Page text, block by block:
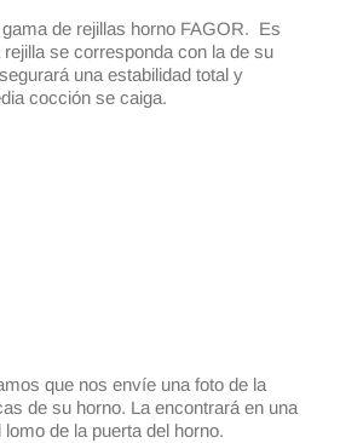
de rejillas horno FAGOR. Es
se corresponda con la de su
una estabilidad total y
cocción se caiga.
que nos envíe una foto de la
de su horno. La encontrará en una
de la puerta del horno.